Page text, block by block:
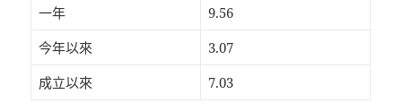
一年
9.56
今年以來
3.07
成立以來
7.03